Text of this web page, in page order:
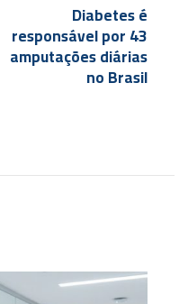
Diabetes é
responsável por 43
amputações diárias
no Brasil